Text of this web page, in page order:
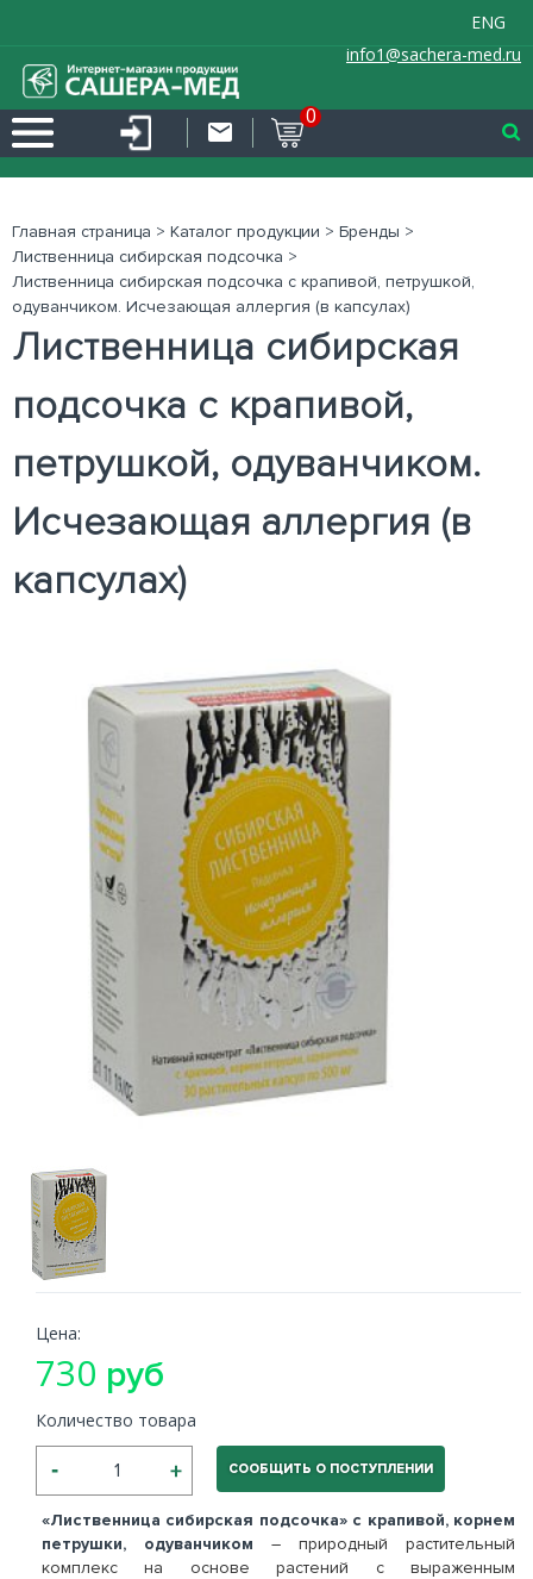
ENG
info1@sachera-med.ru
0
Главная страница > Каталог продукции > Бренды >
Лиственница сибирская подсочка >
Лиственница сибирская подсочка с крапивой, петрушкой,
одуванчиком. Исчезающая аллергия (в капсулах)
Лиственница сибирская
подсочка с крапивой,
петрушкой, одуванчиком.
Исчезающая аллергия (в
капсулах)
«Лиственница сибирская подсочка» с крапивой, корнем
петрушки, одуванчиком – природный растительный
комплекс на основе растений с выраженным
Цена:
730 руб
Количество товара
СООБЩИТЬ О ПОСТУПЛЕНИИ